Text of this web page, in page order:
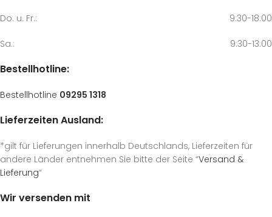
Do. u. Fr.: 9:30-18:00
Sa.: 9:30-13:00
Bestellhotline:
Bestellhotline 09295 1318
Lieferzeiten Ausland:
*gilt für Lieferungen innerhalb Deutschlands, Lieferzeiten für
andere Länder entnehmen Sie bitte der Seite “Versand &
Lieferung“
Wir versenden mit